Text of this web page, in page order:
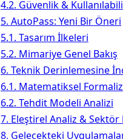
4.2. Güvenlik &
5. AutoPass: Yeni Bir Öneri
5.1. Tasarım İlkeleri
5.2. Mimariye Genel Bakış
6. Teknik Derinlemesine
6.1. Matematiksel
6.2. Tehdit Modeli Analizi
7. Eleştirel Analiz &
8. Gelecekteki